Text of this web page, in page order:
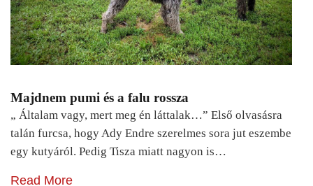
Majdnem pumi és a falu rossza
„ Általam vagy, mert meg én láttalak…” Első olvasásra
talán furcsa, hogy Ady Endre szerelmes sora jut eszembe
egy kutyáról. Pedig Tisza miatt nagyon is…
Read More